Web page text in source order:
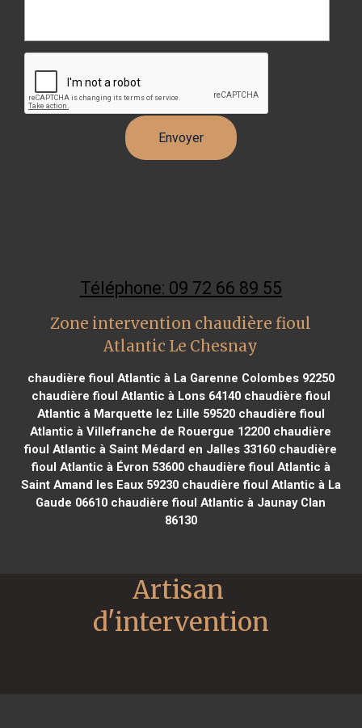
Téléphone: 09 72 66 89 55
Zone intervention chaudière fioul
Atlantic Le Chesnay
chaudière fioul Atlantic à La Garenne Colombes 92250
chaudière fioul Atlantic à Lons 64140chaudière fioul
Atlantic à Marquette lez Lille 59520chaudière fioul
Atlantic à Villefranche de Rouergue 12200 chaudière
fioul Atlantic à Saint Médard en Jalles 33160 chaudière
fioul Atlantic à Évron 53600chaudière fioul Atlantic à
Saint Amand les Eaux 59230chaudière fioul Atlantic à La
Gaude 06610 chaudière fioul Atlantic à Jaunay Clan
86130
Artisan
d'intervention